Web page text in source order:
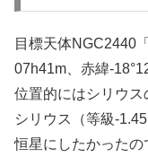
目標天体NGC2440
07h41m、赤緯-
位置的にはシリウス
シリウス（等級-
恒星にしたかった